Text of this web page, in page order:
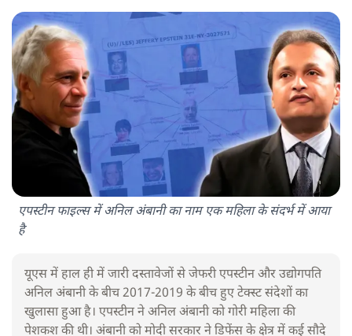
एपस्टीन फाइल्स में अनिल अंबानी का नाम एक महिला के संदर्भ में आया
है
यूएस में हाल ही में जारी दस्तावेजों से जेफरी एपस्टीन और उद्योगपति
अनिल अंबानी के बीच 2017-2019 के बीच हुए टेक्स्ट संदेशों का
खुलासा हुआ है। एपस्टीन ने अनिल अंबानी को गोरी महिला की
पेशकश की थी। अंबानी को मोदी सरकार ने डिफेंस के क्षेत्र में कई सौदे